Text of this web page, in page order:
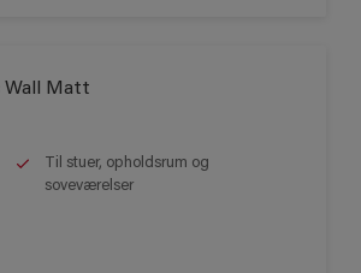
Wall Matt
Til stuer, opholdsrum og
soveværelser